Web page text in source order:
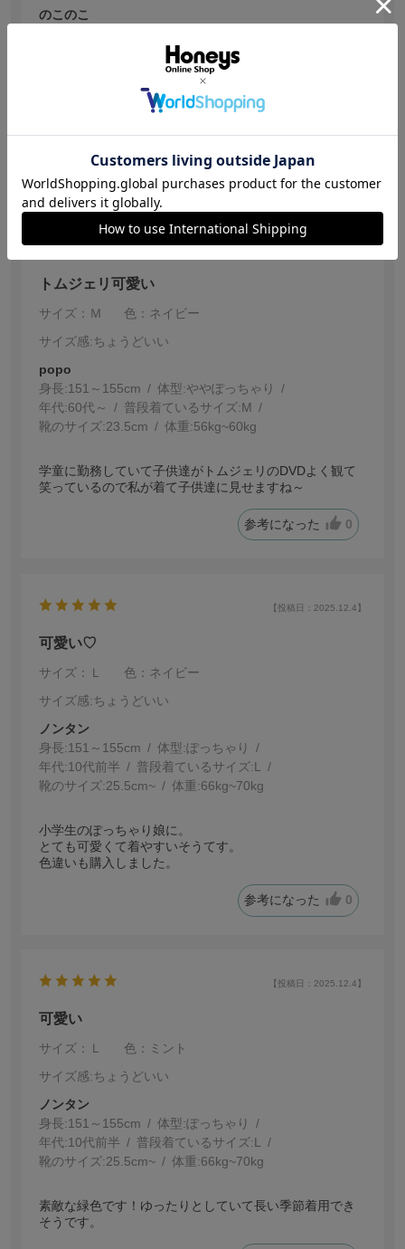
のこのこ
娘用に購入しましたが、サイズ感もちょうど良く、生地
は少し薄めな感じがしますが、手触りも良く軽く着れて
とても良かったです。
参考になった
【投稿日：2025.12.25】
トムジェリ可愛い
サイズ：Ｍ
色：ネイビー
サイズ感:ちょうどいい
popo
身長:151～155cm 体型:ぽっちゃり
年代:60代～ 普段着ているサイズ:M
靴のサイズ:23.5cm 体重:56kg~60kg
学童に勤務していて子供達がトムジェリのDVDよく観て
笑っているので私が着て子供達に見せますね～
参考になった 0
【投稿日：2025.12.4】
可愛い♡
サイズ：Ｌ
色：ネイビー
サイズ感:ちょうどいい
ノンタン
身長:151～155cm 体型:ぽっちゃり
年代:10代前半 普段着ているサイズ:L
靴のサイズ:25.5cm~ 体重:66kg~70kg
小学生のぽっちゃり娘に。
とても可愛くて着やすいそうてす。
色違いも購入しました。
参考になった 0
【投稿日：2025.12.4】
可愛い
サイズ：Ｌ
色：ミント
サイズ感:ちょうどいい
ノンタン
身長:151～155cm 体型:ぽっちゃり
年代:10代前半 普段着ているサイズ:L
靴のサイズ:25.5cm~ 体重:66kg~70kg
素敵な緑色です！ゆったりとしていて長い季節着用でき
そうです。